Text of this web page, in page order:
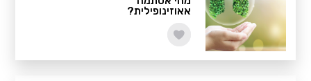
אאוזינופילית?